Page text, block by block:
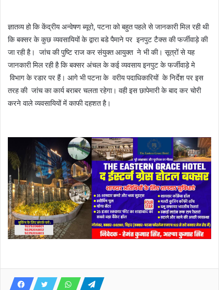
ज्ञातव्य हो कि केंद्रीय अन्वेषण ब्यूरो, पटना को बहुत पहले से जानकारी मिल रही थी
कि बक्सर के कुछ व्यवसायियों के द्वारा बडे पैमाने पर इनपुट टैक्स की फर्जीवाड़े की
जा रही है। जांच की पुष्टि राज कर संयुक्त आयुक्त ने भी की। सूत्रों से यह
जानकारी मिल रही है कि बक्सर अंचल के कई व्यवसाय इनपुट के फर्जीवाड़े मे
विभाग के रडार पर हैं। आगे भी पटना के वरीय पदाधिकारियों के निर्देश पर इस
तरह की जांच का कार्य बराबर चलता रहेगा। वही इस छापेमारी के बाद कर चोरी
करने वाले व्यवसायियों में काफी दहशत है।